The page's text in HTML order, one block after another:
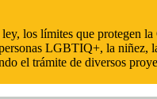
los límites que protegen
LGBTIQ+, la
el trámite de diversos